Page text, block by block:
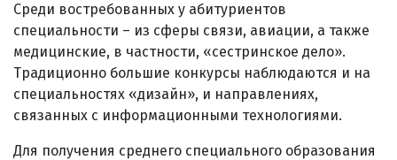
Среди востребованных у абитуриентов
специальности – из сферы связи, авиации, а также
медицинские, в частности, «сестринское дело».
Традиционно большие конкурсы наблюдаются и на
специальностях «дизайн», и направлениях,
связанных с информационными технологиями.
Для получения среднего специального образования